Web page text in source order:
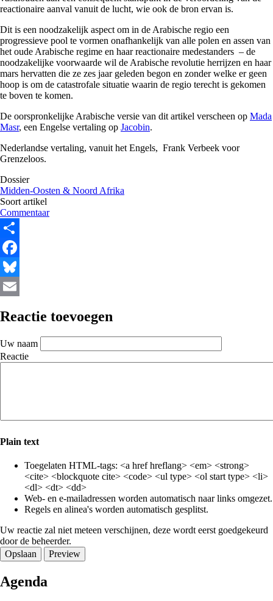
reactionaire aanval vanuit de lucht, wie ook de bron ervan is.
Dit is een noodzakelijk aspect om in de Arabische regio een
progressieve pool te vormen onafhankelijk van alle polen en assen van
het oude Arabische regime en haar reactionaire medestanders – de
noodzakelijke voorwaarde wil de Arabische revolutie herrijzen en haar
mars hervatten die ze zes jaar geleden begon en zonder welke er geen
hoop is om de catastrofale situatie waarin de regio terecht is gekomen
te boven te komen.
De oorspronkelijke Arabische versie van dit artikel verscheen op Mada
Masr, een Engelse vertaling op Jacobin.
Nederlandse vertaling, vanuit het Engels, Frank Verbeek voor
Grenzeloos.
Dossier
Midden-Oosten & Noord Afrika
Soort artikel
Commentaar
Share
Facebook
Bluesky
Reactie toevoegen
Uw naam
Reactie
Plain text
Toegelaten HTML-tags: <a href hreflang> <em> <strong>
<cite> <blockquote cite> <code> <ul type> <ol start type> <li>
<dl> <dt> <dd>
Web- en e-mailadressen worden automatisch naar links omgezet.
Regels en alinea's worden automatisch gesplitst.
Uw reactie zal niet meteen verschijnen, deze wordt eerst goedgekeurd
door de beheerder.
Agenda